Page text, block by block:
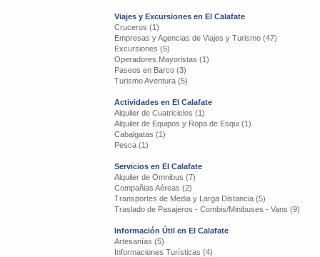
Viajes y Excursiones en El Calafate
Cruceros (1)
Empresas y Agencias de Viajes y Turismo (47)
Excursiones (5)
Operadores Mayoristas (1)
Paseos en Barco (3)
Turismo Aventura (5)
Actividades en El Calafate
Alquiler de Cuatriciclos (1)
Alquiler de Equipos y Ropa de Esqui (1)
Cabalgatas (1)
Pesca (1)
Servicios en El Calafate
Alquiler de Omnibus (7)
Compañias Aéreas (2)
Transportes de Media y Larga Distancia (5)
Traslado de Pasajeros - Combis/Minibuses - Vans (9)
Información Útil en El Calafate
Artesanías (5)
Informaciones Turísticas (4)